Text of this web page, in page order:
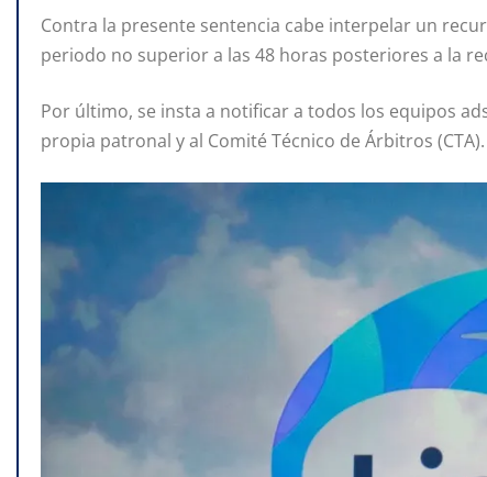
Contra la presente sentencia cabe interpelar un
periodo no superior a las 48 horas posteriores a la
Por último, se insta a notificar a todos los equipos
propia patronal y al Comité Técnico de Árbitros (CTA).